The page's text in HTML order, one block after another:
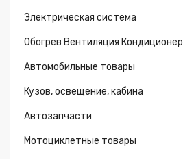
Электрическая система
Обогрев Вентиляция Кондиционер
Автомобильные товары
Кузов, освещение, кабина
Автозапчасти
Мотоциклетные товары